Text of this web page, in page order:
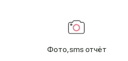
Фото, sms отчёт